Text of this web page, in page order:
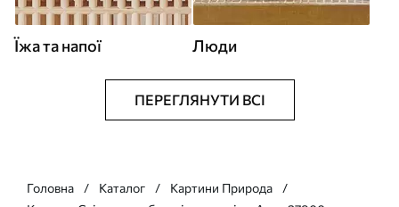
Їжа та напої Люди
ПЕРЕГЛЯНУТИ ВСІ
Головна Каталог
Картини Природа